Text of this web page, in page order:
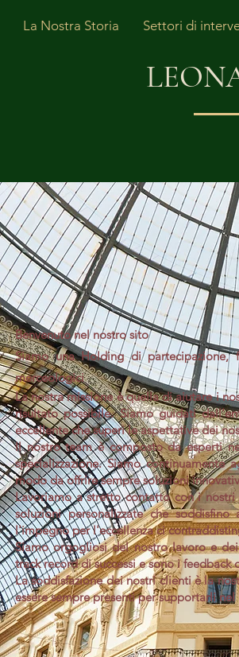
La Nostra Storia Settori di
Benvenuto nel nostro sito
Siamo una Holding di
merceologici
La nostra missione è quella di aiutare i
risultato possibile. Siamo guidati
eccellente che superi le aspettative dei
Il nostro team è composto da esperti
specializzazione. Siamo
modo da offrire sempre soluzioni
Lavoriamo a stretto contatto con i
soluzioni personalizzate che
l'impegno per l'eccellenza ci
Siamo orgogliosi del nostro lavoro e
track record di successi e sono i
La soddisfazione dei nostri clienti è la
essere sempre presenti per supportarli